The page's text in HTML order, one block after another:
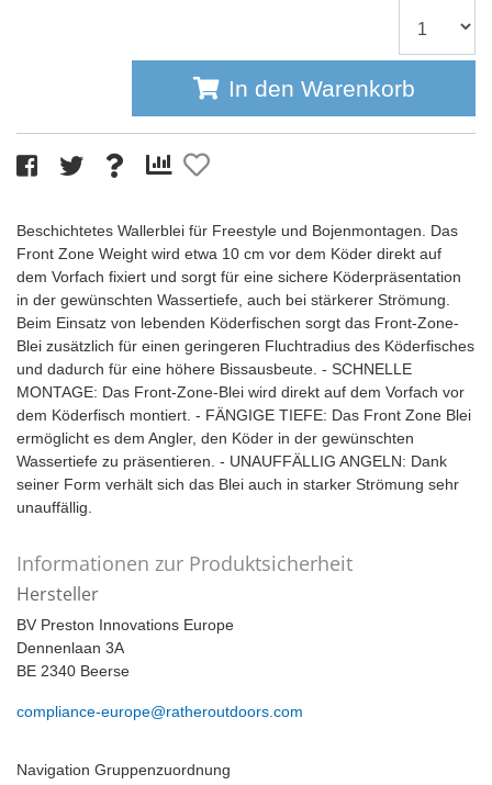
In den Warenkorb
Beschichtetes Wallerblei für Freestyle und Bojenmontagen. Das
Front Zone Weight wird etwa 10 cm vor dem Köder direkt auf
dem Vorfach fixiert und sorgt für eine sichere Köderpräsentation
in der gewünschten Wassertiefe, auch bei stärkerer Strömung.
Beim Einsatz von lebenden Köderfischen sorgt das Front-Zone-
Blei zusätzlich für einen geringeren Fluchtradius des Köderfisches
und dadurch für eine höhere Bissausbeute. - SCHNELLE
MONTAGE: Das Front-Zone-Blei wird direkt auf dem Vorfach vor
dem Köderfisch montiert. - FÄNGIGE TIEFE: Das Front Zone Blei
ermöglicht es dem Angler, den Köder in der gewünschten
Wassertiefe zu präsentieren. - UNAUFFÄLLIG ANGELN: Dank
seiner Form verhält sich das Blei auch in starker Strömung sehr
unauffällig.
Informationen zur Produktsicherheit
Hersteller
BV Preston Innovations Europe
Dennenlaan 3A
BE 2340 Beerse
compliance-europe@ratheroutdoors.com
Navigation Gruppenzuordnung